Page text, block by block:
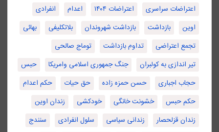
اعتراضات سراسری
اعتراضات ۱۴۰۴ اعدام
انفرادی
اوین
بازداشت بازداشت شهروندان بلاتکلیفی
بهائی
تجمع اعتراضی
تداوم بازداشت
توماج صالحی
تیر اندازی به کولبران
جنگ جمهوری اسلامی وامریکا
حبس
حجاب اجباری
حسن حمزه زاده حق حیات
حکم اعدام
حکم حبس
خشونت خانگی خودکشی
زندان اوین
زندان قزلحصار
زندانی سیاسی سلول انفرادی
سنندج